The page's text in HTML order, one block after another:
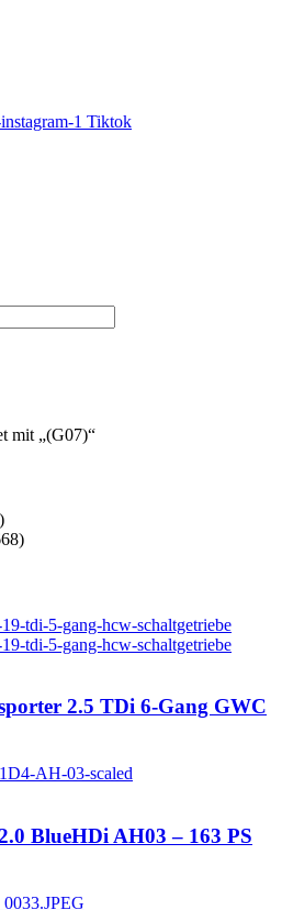
1 Tiktok
mit „(G07)“
2.5 TDi 6-Gang GWC
BlueHDi AH03 – 163 PS